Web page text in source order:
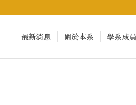
最新消息 關於本系 學系成員